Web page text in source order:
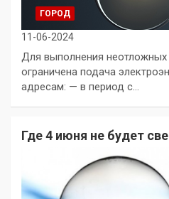
ГОРОД
11-06-2024
Для выполнения
ограничена подача
адресам: — в период с…
Где 4 июня не будет